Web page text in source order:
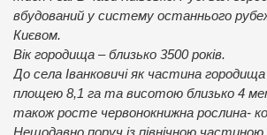
вбудований у систему останнього
Києвом.
Вік городища – близько 3500 років.
До села Іванковичі як частина городища
площею 8,1 га та висотою близько 4
також росте червонокнижна рослина-